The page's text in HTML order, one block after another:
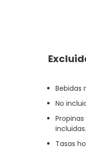
Bebidas
No
incluidas.
Tasas